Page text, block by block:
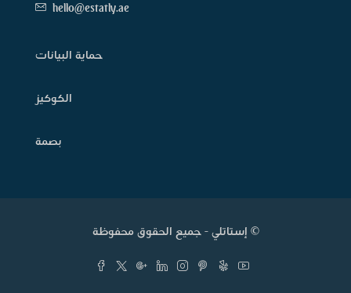
hello@estatly.ae
حماية البيانات
الكوكيز
بصمة
© إستاتلي - جميع الحقوق محفوظة